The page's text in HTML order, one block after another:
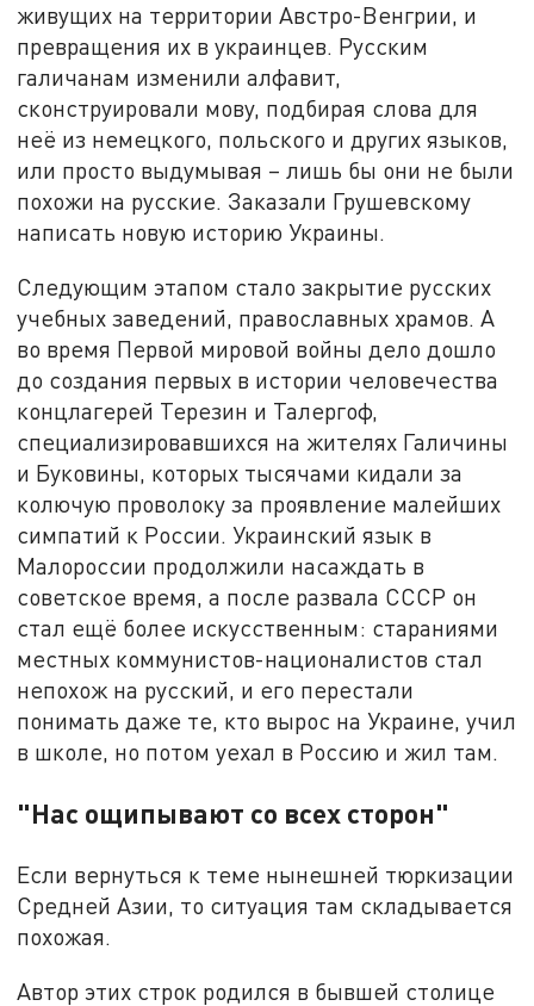
живущих на территории Австро-Венгрии, и
превращения их в украинцев. Русским
галичанам изменили алфавит,
сконструировали мову, подбирая слова для
неё из немецкого, польского и других языков,
или просто выдумывая – лишь бы они не были
похожи на русские. Заказали Грушевскому
написать новую историю Украины.
Следующим этапом стало закрытие русских
учебных заведений, православных храмов. А
во время Первой мировой войны дело дошло
до создания первых в истории человечества
концлагерей Терезин и Талергоф,
специализировавшихся на жителях Галичины
и Буковины, которых тысячами кидали за
колючую проволоку за проявление малейших
симпатий к России. Украинский язык в
Малороссии продолжили насаждать в
советское время, а после развала СССР он
стал ещё более искусственным: стараниями
местных коммунистов-националистов стал
непохож на русский, и его перестали
понимать даже те, кто вырос на Украине, учил
в школе, но потом уехал в Россию и жил там.
"Нас ощипывают со всех сторон"
Если вернуться к теме нынешней тюркизации
Средней Азии, то ситуация там складывается
похожая.
Автор этих строк родился в бывшей столице